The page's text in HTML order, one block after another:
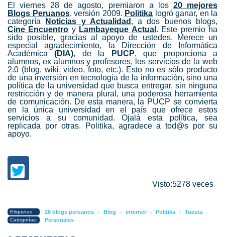
El viernes 28 de agosto, premiaron a los 20 mejores
Blogs Peruanos, versión 2009. Politika logró ganar, en la
categoría
Noticias y Actualidad , a dos buenos blogs,
Cine Encuentro y Lambayeque Actual . Este premio ha
sido posible, gracias al apoyo de ustedes. Merece un
especial agradecimiento, la Dirección de Informática
Académica(DIA), de la PUCP, que proporciona a
alumnos, ex alumnos y profesores, los servicios de la web
2.0 (blog, wiki, video, foto, etc.). Esto no es sólo producto
de una inversión en tecnología de la información, sino una
política de la universidad que busca entregar, sin ninguna
restricción y de manera plural, una poderosa herramienta
de comunicación. De esta manera, la PUCP se convierta
en la única universidad en el país que ofrece estos
servicios a su comunidad. Ojalá esta política, sea
replicada por otras. Politika, agradece a tod@s por su
apoyo.
Visto:5278 veces
Etiquetas: 20 blogs peruanos - Blog - internet - Politika - Tuesta
Categorías: Personales